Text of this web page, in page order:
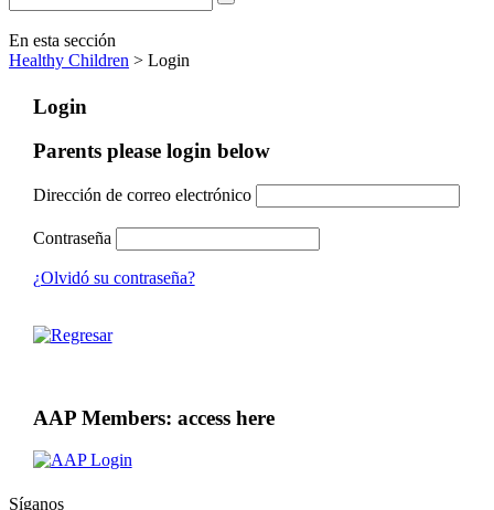
En esta sección
Healthy Children > Login
Login
Parents please login below
Dirección de correo electrónico
Contraseña
¿Olvidó su contraseña?
AAP Members: access here
Síganos